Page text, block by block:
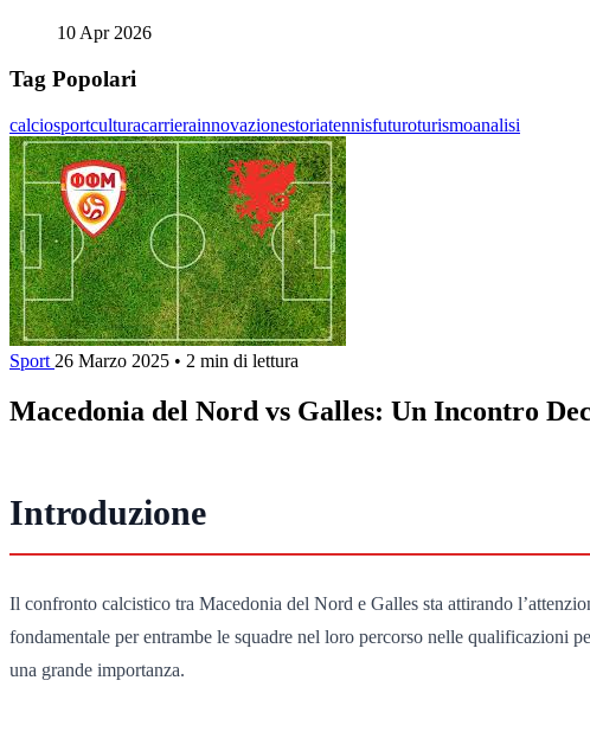
10 Apr 2026
Tag Popolari
calciosportculturacarrierainnovazionestoriatennisfuturoturismoanalisi
Sport 26 Marzo 2025 • 2 min di lettura
Macedonia del Nord vs Galles: Un Incontro
Introduzione
Il confronto calcistico tra Macedonia del Nord e Galles sta attirando
fondamentale per entrambe le squadre nel loro percorso nelle qualificazioni
una grande importanza.